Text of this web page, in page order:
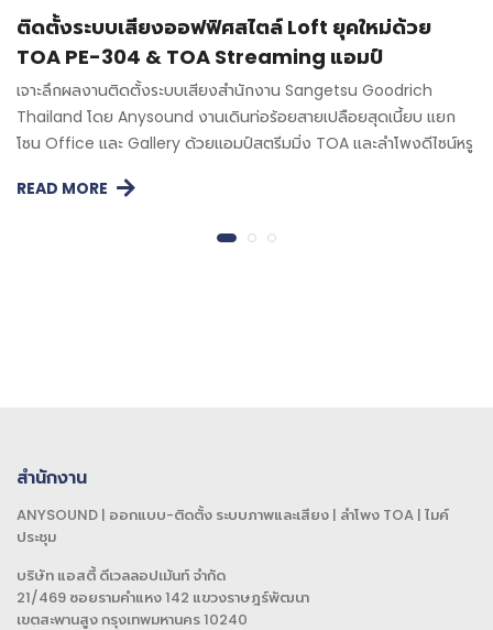
ติดตั้งระบบเสียงออฟฟิศสไตล์ Loft ยุคใหม่ด้วย
TOA PE-304 & TOA Streaming แอมป์
เจาะลึกผลงานติดตั้งระบบเสียงสำนักงาน Sangetsu Goodrich
Thailand โดย Anysound งานเดินท่อร้อยสายเปลือยสุดเนี้ยบ แยก
โซน Office และ Gallery ด้วยแอมป์สตรีมมิ่ง TOA และลำโพงดีไซน์หรู
READ MORE
สำนักงาน
ANYSOUND | ออกแบบ-ติดตั้ง ระบบภาพและเสียง | ลำโพง TOA | ไมค์
ประชุม
บริษัท แอสตี้ ดีเวลลอปเม้นท์ จำกัด
21/469 ซอยรามคำแหง 142 แขวงราษฎร์พัฒนา
เขตสะพานสูง กรุงเทพมหานคร 10240